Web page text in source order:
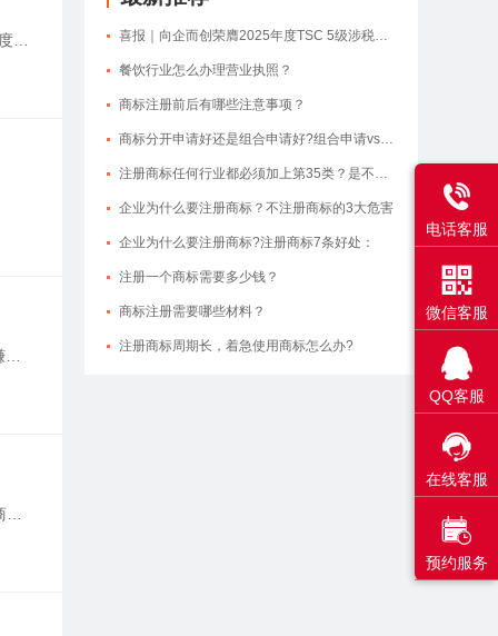
。
喜报｜向企而创荣膺2025年度TSC 5级涉税专业服务机构
餐饮行业怎么办理营业执照？
商标注册前后有哪些注意事项？
商标分开申请好还是组合申请好?组合申请vs分开申请
注册商标任何行业都必须加上第35类？是不是忽悠我？
企业为什么要注册商标？不注册商标的3大危害
企业为什么要注册商标?注册商标7条好处：
注册一个商标需要多少钱？
商标注册需要哪些材料？
注册商标周期长，着急使用商标怎么办?

电话客服

微信客服

QQ客服

在线客服

预约服务